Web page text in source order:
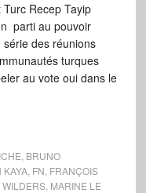
Recep Tayip
parti au pouvoir
série des réunions
turques
au vote oui dans le
BRUNO
KAYA, FN FRANÇOIS
, MARINE LE